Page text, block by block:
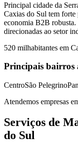
Principal cidade da
Caxias do Sul tem
economia B2B robusta.
direcionadas ao setor
520 milhabitantes em
Principais bairros
CentroSão Pelegrino
Atendemos empresas
Serviços de
do Sul